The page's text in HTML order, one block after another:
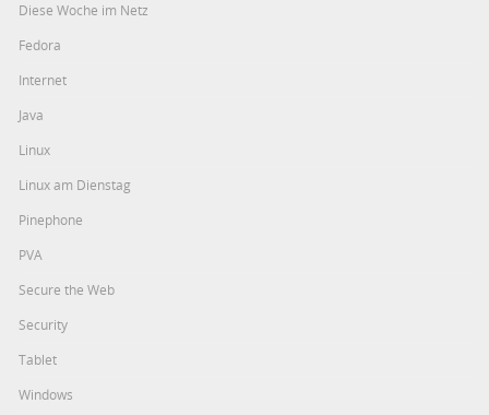
Diese Woche im Netz
Fedora
Internet
Java
Linux
Linux am Dienstag
Pinephone
PVA
Secure the Web
Security
Tablet
Windows